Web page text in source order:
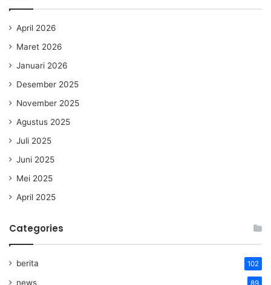
April 2026
Maret 2026
Januari 2026
Desember 2025
November 2025
Agustus 2025
Juli 2025
Juni 2025
Mei 2025
April 2025
Categories
berita 102
news 89